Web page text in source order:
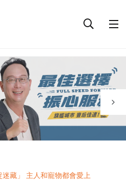
藏」 主人和寵物都會愛上